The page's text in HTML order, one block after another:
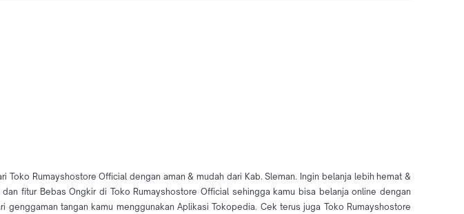
Rumayshostore Official dengan aman & mudah dari Kab. Sleman. Ingin belanja lebih hemat &
fitur Bebas Ongkir di Toko Rumayshostore Official sehingga kamu bisa belanja online dengan
tangan kamu menggunakan Aplikasi Tokopedia. Cek terus juga Toko Rumayshostore